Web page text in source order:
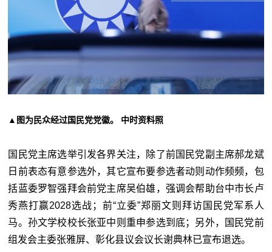
▲ 图为民众经过国民党党徽。 中时资料照
国民党主席选举引发各界关注，除了前国民党副主席郝龙斌
日前表态有意参选外，其它宣布要参选者动则动作频频，包
括蓝委罗智强拜会前党主席吴伯雄，强调会帮助台中市长卢
秀燕打赢2028选战；前“立委”郑丽文则拜访国民党军系人
马。孙文学校校长张亚中则重申参选到底；另外，国民党前
组发会主委张雅屏、彰化县议会议长谢典林已宣布退选。